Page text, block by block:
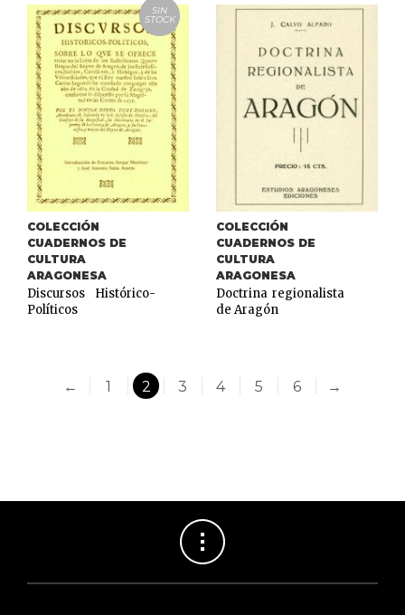
SIN
STOCK
COLECCIÓN
CUADERNOS DE
CULTURA
ARAGONESA
Discursos Histórico-
Políticos
COLECCIÓN
CUADERNOS DE
CULTURA
ARAGONESA
Doctrina regionalista
de Aragón
← 1 2 3 4 5 6 →